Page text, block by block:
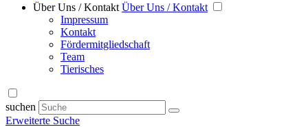
Über Uns / Kontakt Über Uns / Kontakt
Impressum
Kontakt
Fördermitgliedschaft
Team
Tierisches
suchen
Erweiterte Suche